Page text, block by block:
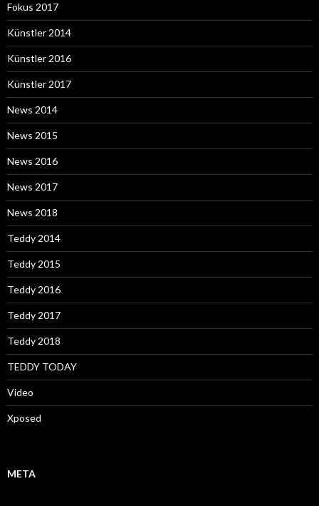
Fokus 2017
Künstler 2014
Künstler 2016
Künstler 2017
News 2014
News 2015
News 2016
News 2017
News 2018
Teddy 2014
Teddy 2015
Teddy 2016
Teddy 2017
Teddy 2018
TEDDY TODAY
Video
Xposed
META